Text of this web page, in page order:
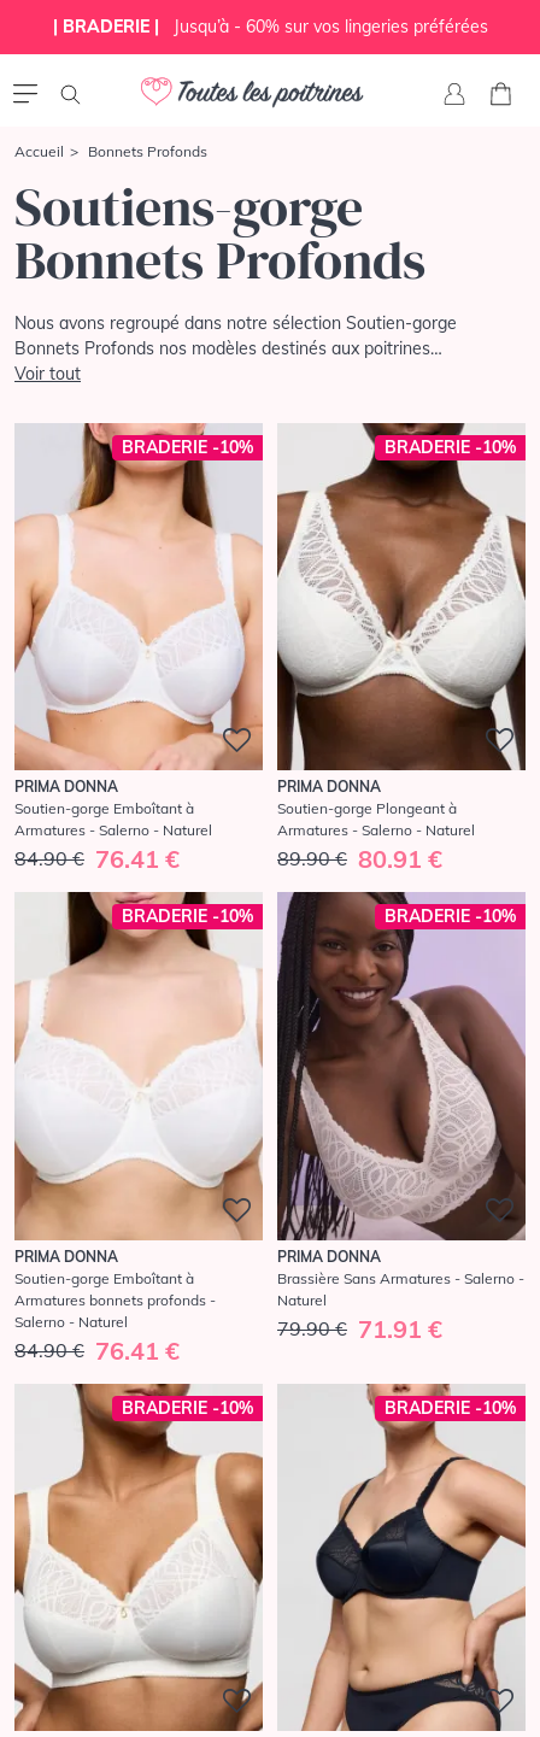
| BRADERIE | Jusqu’à - 60% sur vos lingeries préférées
Accueil Bonnets Profonds
Soutiens-gorge
Bonnets Profonds
Nous avons regroupé dans notre sélection Soutien-gorge
Bonnets Profonds nos modèles destinés aux poitrines
généreuses. Vous retrouverez l'alliance du chic et du confort dans
qui vous permettront d'affronter le quotidien avec confiance et
Voir tout
BRADERIE -10%
PRIMA DONNA
Soutien-gorge Emboîtant à
Armatures - Salerno - Naturel
84.90 € 76.41 €
BRADERIE -10%
PRIMA DONNA
Soutien-gorge Plongeant à
Armatures - Salerno - Naturel
89.90 € 80.91 €
BRADERIE -10%
PRIMA DONNA
Soutien-gorge Emboîtant à
Armatures bonnets profonds -
Salerno - Naturel
84.90 € 76.41 €
BRADERIE -10%
PRIMA DONNA
Brassière Sans Armatures - Salerno -
Naturel
79.90 € 71.91 €
BRADERIE -10% BRADERIE -10%